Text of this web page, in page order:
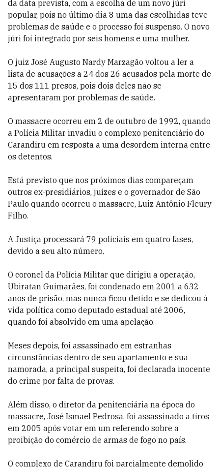
da data prevista, com a escolha de um novo júri
popular, pois no último dia 8 uma das escolhidas teve
problemas de saúde e o processo foi suspenso. O novo
júri foi integrado por seis homens e uma mulher.
O juiz José Augusto Nardy Marzagão voltou a ler a
lista de acusações a 24 dos 26 acusados pela morte de
15 dos 111 presos, pois dois deles não se
apresentaram por problemas de saúde.
O massacre ocorreu em 2 de outubro de 1992, quando
a Polícia Militar invadiu o complexo penitenciário do
Carandiru em resposta a uma desordem interna entre
os detentos.
Está previsto que nos próximos dias compareçam
outros ex-presidiários, juízes e o governador de São
Paulo quando ocorreu o massacre, Luiz Antônio Fleury
Filho.
A Justiça processará 79 policiais em quatro fases,
devido a seu alto número.
O coronel da Polícia Militar que dirigiu a operação,
Ubiratan Guimarães, foi condenado em 2001 a 632
anos de prisão, mas nunca ficou detido e se dedicou à
vida política como deputado estadual até 2006,
quando foi absolvido em uma apelação.
Meses depois, foi assassinado em estranhas
circunstâncias dentro de seu apartamento e sua
namorada, a principal suspeita, foi declarada inocente
do crime por falta de provas.
Além disso, o diretor da penitenciária na época do
massacre, José Ismael Pedrosa, foi assassinado a tiros
em 2005 após votar em um referendo sobre a
proibição do comércio de armas de fogo no país.
O complexo de Carandiru foi parcialmente demolido